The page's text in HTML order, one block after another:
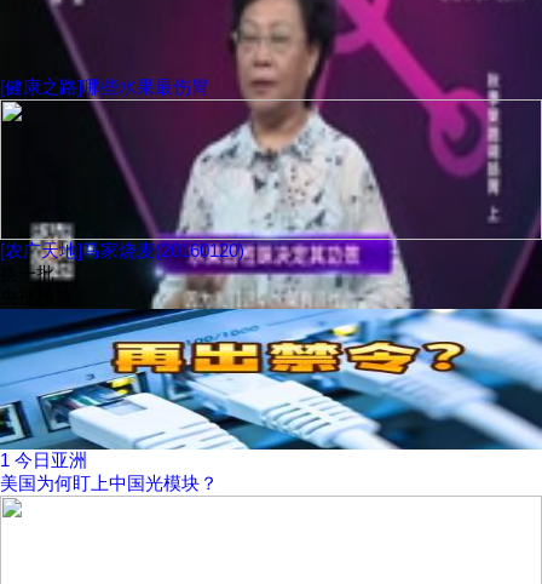
[健康之路]哪些水果最伤胃
[农广天地]马家烧麦(20160120)
换一批
1 今日亚洲
美国为何盯上中国光模块？